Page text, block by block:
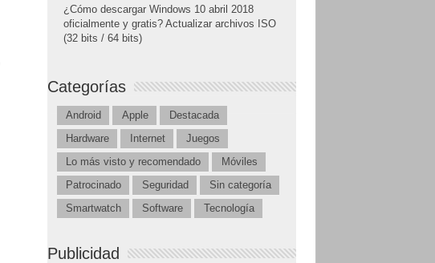
¿Cómo descargar Windows 10 abril 2018
oficialmente y gratis? Actualizar archivos ISO
(32 bits / 64 bits)
Categorías
Android Apple
Destacada
Hardware
Internet
Juegos
Lo más visto y recomendado
Móviles
Patrocinado
Seguridad
Sin categoría
Smartwatch
Software Tecnología
Publicidad